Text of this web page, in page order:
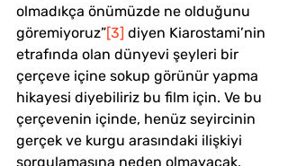
olmadıkça önümüzde ne olduğunu
göremiyoruz”[3] diyen Kiarostami’nin
etrafında olan dünyevi şeyleri bir
çerçeve içine sokup görünür yapma
hikayesi diyebiliriz bu film için. Ve bu
çerçevenin içinde, henüz seyircinin
gerçek ve kurgu arasındaki ilişkiyi
sorgulamasına neden olmayacak,